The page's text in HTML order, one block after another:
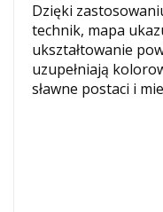
Dzięki
technik, mapa
ukształtowanie
uzupełniają
sławne postaci i